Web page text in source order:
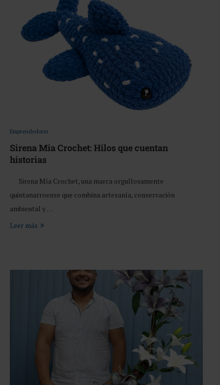
Emprendedores
Sirena Mia Crochet: Hilos que cuentan
historias
Sirena Mía Crochet, una marca orgullosamente
quintanarroense que combina artesanía, conservación
ambiental y …
Leer más